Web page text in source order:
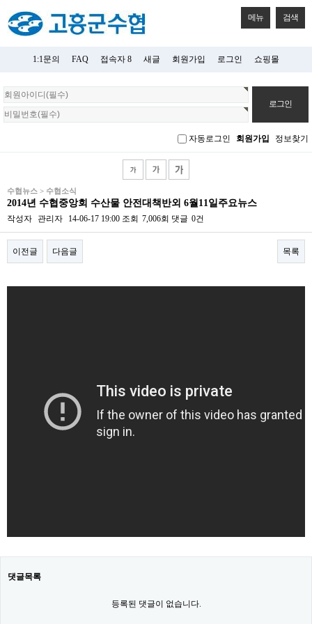
메뉴 검색
1:1문의 FAQ 접속자 8 새글 회원가입 로그인 쇼핑몰
회
원
로
자동로그인 회원가입 정보찾기
수협뉴스 > 수협소식
2014년 수협중앙회 수산물 안전대책반외 6월11일주요뉴스
작성자 관리자 14-06-17 19:00 조회 7,006회 댓글 0건
이전글 다음글 목록
본문
댓글목록
등록된 댓글이 없습니다.